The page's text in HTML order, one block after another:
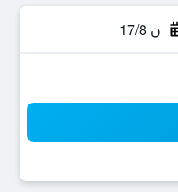
ن 17/8